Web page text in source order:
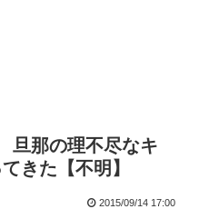
旦那の理不尽なキ
きた【不明】
2015/09/14 17:00